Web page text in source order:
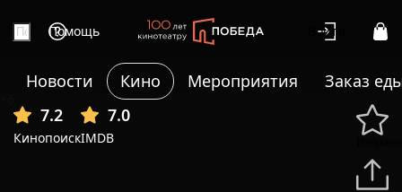
Помощь Войти
Новости Кино Мероприятия
Заказ
7.2
Кинопоиск
7.0
IMDB